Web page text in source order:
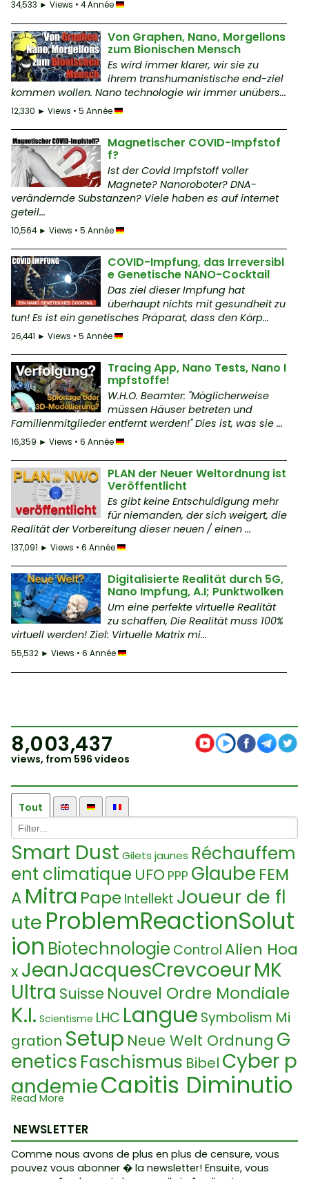
34,533 ► Views • 4 Année
Von Graphen, Nano, Morgellons
zum Bionischen Mensch
Es wird immer klarer, wir sie zu
ihrem transhumanistische end-ziel
kommen wollen. Nano technologie wir immer unübers...
12,330 ► Views • 5 Année
Magnetischer COVID-Impfstof
f?
Ist der Covid Impfstoff voller
Magnete? Nanoroboter? DNA-
verändernde Substanzen? Viele haben es auf internet
geteil...
10,564 ► Views • 5 Année
COVID-Impfung, das Irreversibl
e Genetische NANO-Cocktail
Das ziel dieser Impfung hat
überhaupt nichts mit gesundheit zu
tun! Es ist ein genetisches Präparat, dass den Körp...
26,441 ► Views • 5 Année
Tracing App, Nano Tests, Nano I
mpfstoffe!
W.H.O. Beamter: "Möglicherweise
müssen Häuser betreten und
Familienmitglieder entfernt werden!" Dies ist, was sie ...
16,359 ► Views • 6 Année
PLAN der Neuer Weltordnung ist
Veröffentlicht
Es gibt keine Entschuldigung mehr
für niemanden, der sich weigert, die
Realität der Vorbereitung dieser neuen / einen ...
137,091 ► Views • 6 Année
Digitalisierte Realität durch 5G,
Nano Impfung, A.I; Punktwolken
Um eine perfekte virtuelle Realität
zu schaffen, Die Realität muss 100%
virtuell werden! Ziel: Virtuelle Matrix mi...
55,532 ► Views • 6 Année
8,003,437
views, from 596 videos
Tout
Smart Dust Gilets jaunes Réchauffem
ent climatique UFO PPP Glaube FEM
A Mitra Pape Intellekt Joueur de fl
ute ProblemReactionSolut
ion Biotechnologie Control Alien Hoa
xJeanJacquesCrevcoeurMK
Ultra Suisse Nouvel Ordre Mondiale
K.I. Scientisme LHC Langue Symbolism Mi
gration Setup Neue Welt Ordnung G
enetics Faschismus Bibel Cyber p
andemieCapitis Diminutio
Stéfane Blais
ntrolleLoi martialeEtat profondP
eaceFake FoodChemtrailDigital ID FCC
Read More
NEWSLETTER
Comme nous avons de plus en plus de censure, vous
pouvez vous abonner � la newsletter! Ensuite, vous